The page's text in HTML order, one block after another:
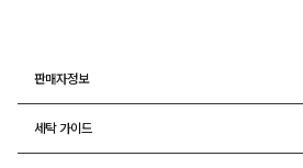
판매자정보
세탁 가이드